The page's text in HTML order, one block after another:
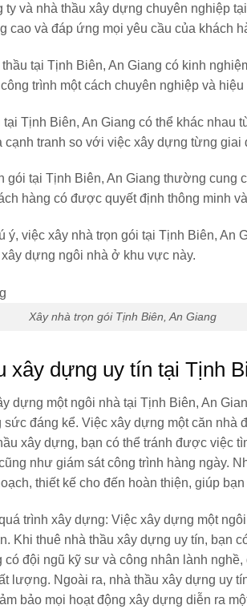
ty và nhà thầu xây dựng chuyên nghiệp
cao và đáp ứng mọi yêu cầu của khách
thầu tại Tịnh Biên, An Giang có kinh
trình một cách chuyên nghiệp và hiệu
Tịnh Biên, An Giang có thể khác nhau
tranh so với việc xây dựng từng giai
gói tại Tịnh Biên, An Giang thường cung
hàng có được quyết định thông minh
việc xây nhà trọn gói tại Tịnh Biên, An
dựng ngôi nhà ở khu vực này.
Xây nhà trọn gói Tịnh Biên, An Giang
xây dựng uy tín tại Tịnh
dựng một ngôi nhà tại Tịnh Biên, An
đáng kể. Việc xây dựng một căn nhà
xây dựng, bạn có thể tránh được việc
như giám sát công trình hàng ngày.
thiết kế cho đến hoàn thiện, giúp
trình xây dựng: Việc xây dựng một
Khi thuê nhà thầu xây dựng uy tín, bạn
đội ngũ kỹ sư và công nhân lành
lượng. Ngoài ra, nhà thầu xây dựng uy
bảo mọi hoạt động xây dựng diễn ra